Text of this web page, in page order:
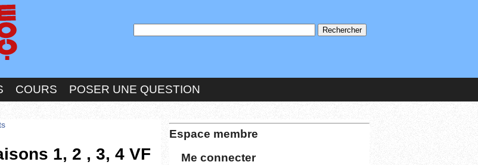
COURS POSER UNE QUESTION
1, 2 , 3, 4 VF
Espace membre
Me connecter